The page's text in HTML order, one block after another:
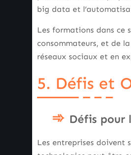
big data et
Les formations dans ce
consommateurs, et de
réseaux sociaux et en
5. Défis et
Défis pour
Les entreprises doivent